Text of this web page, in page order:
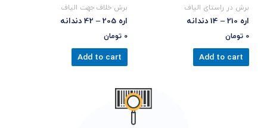
برش در راستای الیاف
اره 210 – 14 دندانه
0 تومان
Add to cart
برش خلاف جهت الیاف
اره 205 – 42 دندانه
0 تومان
Add to cart